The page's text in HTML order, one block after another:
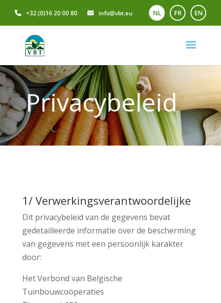
+32 (0)16 20 00 80 info@vbt.eu NL FR EN
Privacybeleid
1/ Verwerkingsverantwoordelijke
Dit privacybeleid van de gegevens bevat
gedetailleerde informatie over de bescherming
van gegevens met een persoonlijk karakter
door:
Het Verbond van Belgische
Tuinbouwcoöperaties